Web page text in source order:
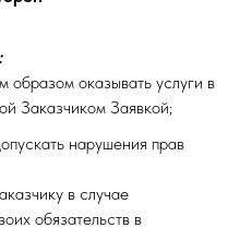
оказывать услуги в
Заказчиком Заявкой;
нарушения прав
в случае
обязательств в